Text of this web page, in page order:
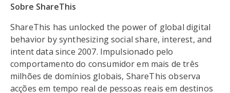
Sobre ShareThis
ShareThis has unlocked the power of global digital
behavior by synthesizing social share, interest, and
intent data since 2007. Impulsionado pelo
comportamento do consumidor em mais de três
milhões de domínios globais, ShareThis observa
acções em tempo real de pessoas reais em destinos